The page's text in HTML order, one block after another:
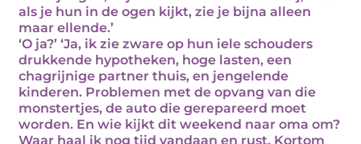
als je hun in de ogen kijkt, zie je bijna alleen
maar ellende.’
‘O ja?’ ‘Ja, ik zie zware op hun iele schouders
drukkende hypotheken, hoge lasten, een
chagrijnige partner thuis, en jengelende
kinderen. Problemen met de opvang van die
monstertjes, de auto die gerepareerd moet
worden. En wie kijkt dit weekend naar oma om?
Waar haal ik nog tijd vandaan en rust. Kortom